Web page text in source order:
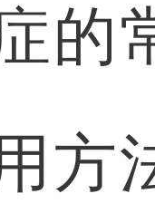
的
方